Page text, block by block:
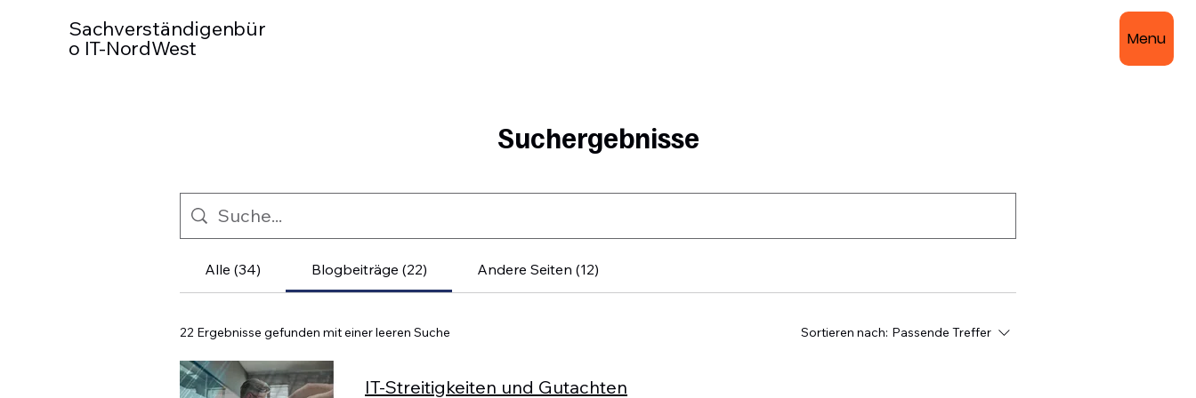
Sachverständigenbür
o IT-NordWest Menu
Suchergebnisse
Alle (34) Blogbeiträge (22) Andere Seiten (12)
22 Ergebnisse gefunden mit einer leeren Suche Sortieren nach: Passende Treffer
IT-Streitigkeiten und Gutachten